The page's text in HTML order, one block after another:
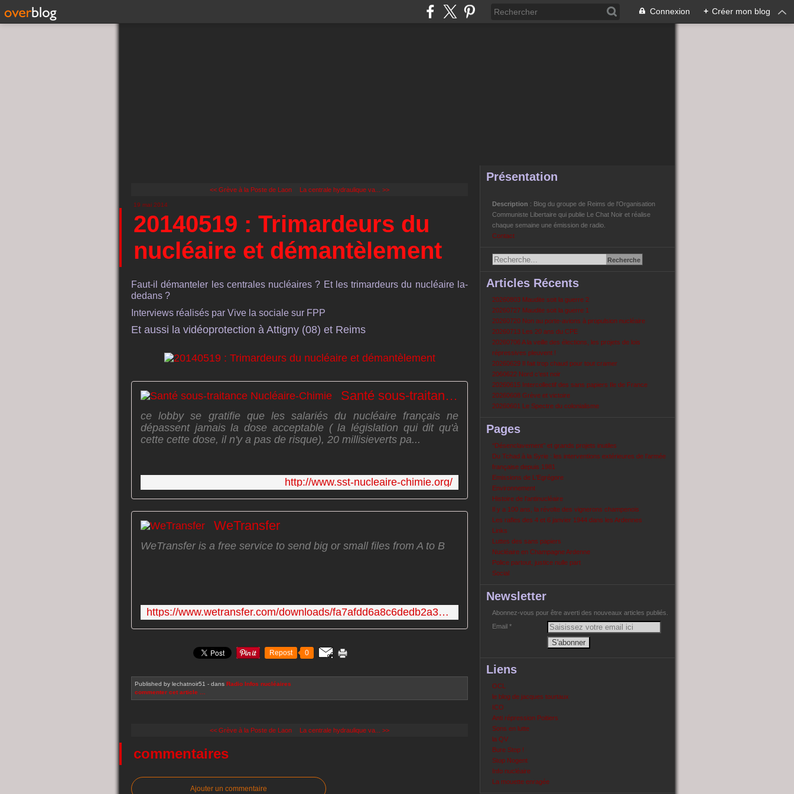
Connexion + Créer mon blog
<< Grève à la Poste de Laon La centrale hydraulique va... >>
19 mai 2014
20140519 : Trimardeurs du
nucléaire et démantèlement
Faut-il démanteler les centrales nucléaires ? Et les trimardeurs du nucléaire la-
dedans ?
Interviews réalisés par Vive la sociale sur FPP
Et aussi la vidéoprotection à Attigny (08) et Reims
Santé sous-traitance Nucléaire-Chimie
ce lobby se gratifie que les salariés du nucléaire français ne
dépassent jamais la dose acceptable ( la législation qui dit qu'à
cette cette dose, il n'y a pas de risque), 20 millisieverts pa...
http://www.sst-nucleaire-chimie.org/
WeTransfer
WeTransfer is a free service to send big or small files from A to B
https://www.wetransfer.com/downloads/fa7afdd6a8c6dedb2a3584f24f4d20b820140519191959/f9a5c2
Repost 0
Published by lechatnoir51 - dans Radio Infos nucléaires
commenter cet article
<< Grève à la Poste de Laon La centrale hydraulique va... >>
commentaires
Ajouter un commentaire
Présentation
Description : Blog du groupe de Reims de l'Organisation
Communiste Libertaire qui publie Le Chat Noir et réalise
chaque semaine une émission de radio.
Contact
Articles Récents
20260803 Maudite soit la guerre 2
20260727 Maudite soit la guerre 1
20260720 Non au porte-avions à propulsion nucléaire
20260713 Les 20 ans du CPE
20260706 A la veille des élections, les projets de lois
répressives pleuvent !
20260629 Il fait trop chaud pour tout cramer
2060622 Nord c’est noir
20260615 Intercollectif des sans papiers Ile de France
20260608 Grève et victoire
20260601 Le Spectre du colonialisme
Pages
‘‘Désenclavement’’ et grands projets inutiles
Du Tchad à la Syrie : les interventions extérieures de l’armée
française depuis 1981
Emissions de L'Egrégore
Environnement
Histoire de l'antinucléaire
Il y a 100 ans, la révolte des vignerons champenois
Les rafles des 4 et 6 janvier 1944 dans les Ardennes
Links
Luttes des sans papiers
Nucléaire en Champagne Ardenne
Police partout, justice nulle part
Social
Newsletter
Abonnez-vous pour être averti des nouveaux articles publiés.
Email
Liens
OCL
le blog de jacques tourtaux
ICO
Anti répression Poitiers
Sons en lutte
la QV
Bure Stop !
Stop Nogent
Info nucléaire
La mouette enragée